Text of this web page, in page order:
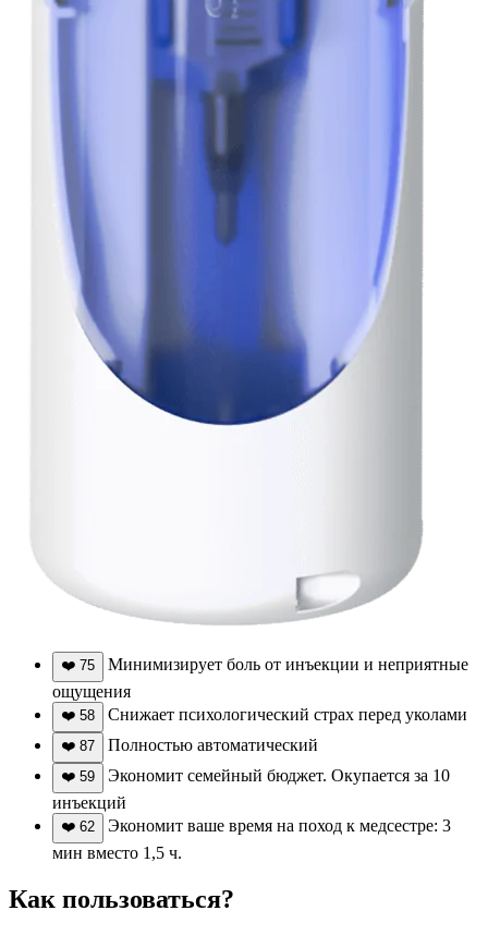
❤️ 75
Минимизирует боль от инъекции и неприятные
ощущения
❤️ 58 Снижает психологический страх перед уколами
❤️ 87 Полностью автоматический
❤️ 59
Экономит семейный бюджет. Окупается за 10
инъекций
❤️ 62
Экономит ваше время на поход к медсестре: 3
мин вместо 1,5 ч.
Как пользоваться?